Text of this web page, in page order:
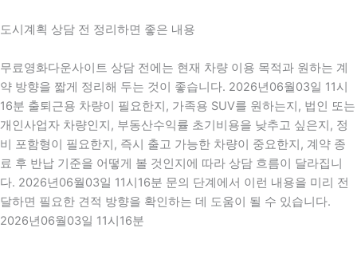
도시계획 상담 전 정리하면 좋은 내용
무료영화다운사이트 상담 전에는 현재 차량 이용 목적과 원하는 계
약 방향을 짧게 정리해 두는 것이 좋습니다. 2026년06월03일 11시
16분 출퇴근용 차량이 필요한지, 가족용 SUV를 원하는지, 법인 또는
개인사업자 차량인지, 부동산수익률 초기비용을 낮추고 싶은지, 정
비 포함형이 필요한지, 즉시 출고 가능한 차량이 중요한지, 계약 종
료 후 반납 기준을 어떻게 볼 것인지에 따라 상담 흐름이 달라집니
다. 2026년06월03일 11시16분 문의 단계에서 이런 내용을 미리 전
달하면 필요한 견적 방향을 확인하는 데 도움이 될 수 있습니다.
2026년06월03일 11시16분